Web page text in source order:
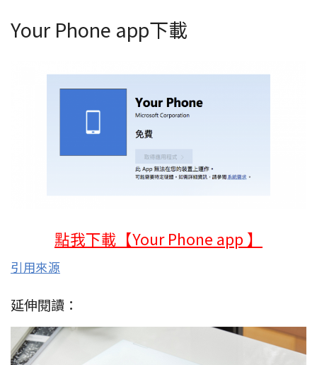
Your Phone app下載
點我下載【Your Phone app 】
引用來源
延伸閱讀：